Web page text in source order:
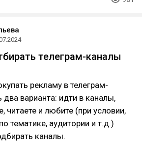
телеграм-каналы
рекламу в телеграм-
два варианта: идти в каналы,
читаете и любите (при условии,
тематике, аудитории и т.д.)
каналы.